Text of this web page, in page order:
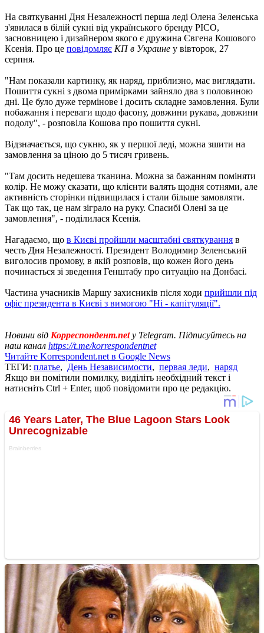
На святкуванні Дня Незалежності перша леді Олена Зеленська
з'явилася в білій сукні від українського бренду PICO,
засновницею і дизайнером якого є дружина Євгена Кошового
Ксенія. Про це повідомляє КП в Украине у вівторок, 27
серпня.
"Нам показали картинку, як наряд, приблизно, має виглядати.
Пошиття сукні з двома примірками зайняло два з половиною
дні. Це було дуже термінове і досить складне замовлення. Були
побажання і переваги щодо фасону, довжини рукава, довжини
подолу", - розповіла Кошова про пошиття сукні.
Відзначається, що сукню, як у першої леді, можна зшити на
замовлення за ціною до 5 тисяч гривень.
"Там досить недешева тканина. Можна за бажанням поміняти
колір. Не можу сказати, що клієнти валять щодня сотнями, але
активність сторінки підвищилася і стали більше замовляти.
Так що так, це нам зіграло на руку. Спасибі Олені за це
замовлення", - поділилася Ксенія.
Нагадаємо, що в Києві пройшли масштабні святкування в
честь Дня Незалежності. Президент Володимир Зеленський
виголосив промову, в якій розповів, що кожен його день
починається зі зведення Генштабу про ситуацію на Донбасі.
Частина учасників Маршу захисників після ходи прийшли під
офіс президента в Києві з вимогою "Ні - капітуляції".
Новини від Корреспондент.netу Telegram. Підписуйтесь на
наш канал https://t.me/korrespondentnet
Читайте Korrespondent.net в Google News
ТЕГИ: платье, День Независимости, первая леди, наряд
Якщо ви помітили помилку, виділіть необхідний текст і
натисніть Ctrl + Enter, щоб повідомити про це редакцію.